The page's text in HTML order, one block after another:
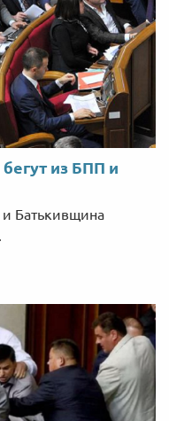
из БПП и
Батькивщина